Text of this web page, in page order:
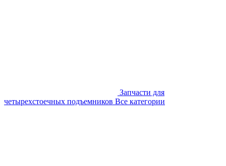
Запчасти для
четырехстоечных подъемников Все категории